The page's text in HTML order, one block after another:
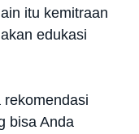
itu kemitraan
edukasi
rekomendasi
bisa Anda